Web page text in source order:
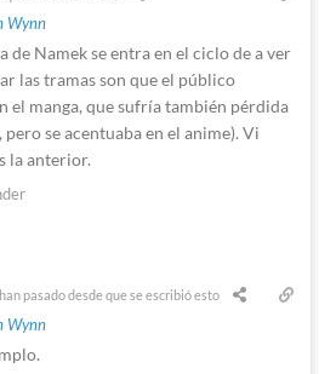
Wynn
de Namek se entra en el ciclo de a ver
las tramas son que el público
el manga, que sufría también pérdida
se acentuaba en el anime). Vi
la anterior.
pasado desde que se escribió esto
Wynn